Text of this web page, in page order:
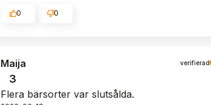
0 0
Maija verifierad
3
Flera bärsorter var slutsålda.